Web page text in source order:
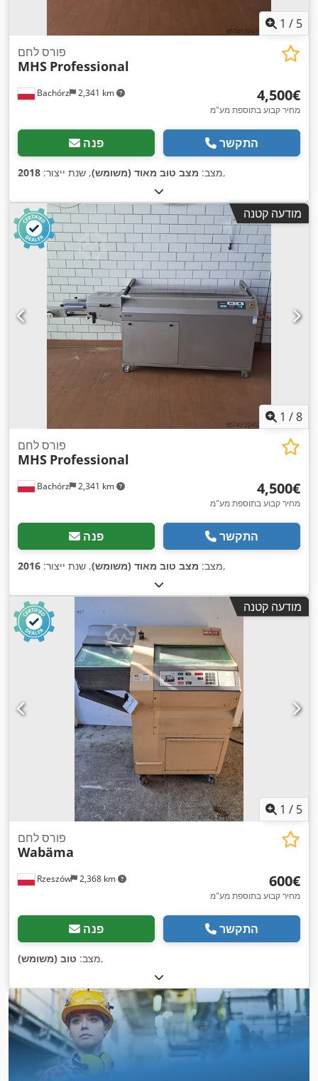
1 / 5
Bachórz 2,341 km
פורס לחם
MHS Professional
‏4,500 ‏€
מחיר קבוע בתוספת מע"מ
פנה התקשר
מצב: מצב טוב מאוד (משומש), שנת ייצור: 2018 ,
מודעה קטנה
1 /8
Bachórz 2,341 km
פורס לחם
MHS Professional
‏4,500 ‏€
מחיר קבוע בתוספת מע"מ
פנה התקשר
מצב: מצב טוב מאוד (משומש), שנת ייצור: 2016 ,
מודעה קטנה
1 / 5
Rzeszów 2,368 km
פורס לחם
Wabäma
‏600 ‏€
מחיר קבוע בתוספת מע"מ
פנה התקשר
מצב: טוב (משומש) ,